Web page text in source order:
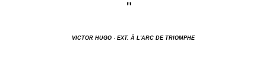
"
VICTOR HUGO · EXT. À L'ARC DE TRIOMPHE